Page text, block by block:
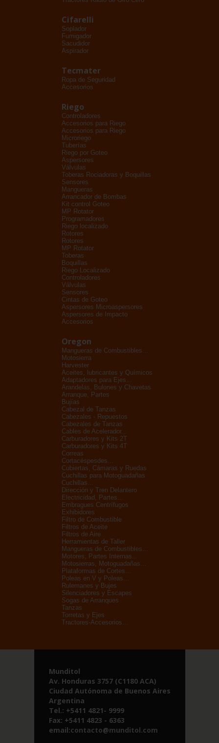
Cifarelli
Soplador
Fumigador
Sacudidor
Aspirador
Tecmater
Ropa de Seguridad
Accesorios
Riego
Controladores
Accesorios para Riego
Accesorios para Riego
Microriego
Tuberías
Riego por Goteo
Aspersores
Válvulas
Toberas Rociadoras y Boquillas
Sensores
Mangueras
Arrancador de Bombas
Kit control Goteo
MP Rotator
Programadores
Riego localizado
Rotores
Rotores
MP Rotator
Toberas
Boquillas
Riego Localizado
Controladores
Válvulas
Sensores
Cintas de Goteo
Aspersores Microaspersores
Aspersores de Impacto
Accesorios
Oregon
Mangueras de Combustibles...
Motosierra
Harvester
Aceites, lubricantes y Químicos
Adaptadores para Ejes...
Arandelas, Bulones y Chavetas
Arranque, Partes
Bujías
Cabezal de Tanzas
Cabezales - Repuestos
Cabezales de Tanzas
Cables de Acelerador...
Carburadores y Kits 2T
Carburadores y Kits 4T
Correas
Cortacéspesdes...
Cubiertas, Cámaras y Ruedas
Cuchillas para Motoguadañas
Cuchillas...
Dirección y Tren Delantero
Electricidad, Partes...
Embragues Centrífugos
Exhibidores
Filtro de Combustible
Filtros de Aceite
Filtros de Aire
Herramientas de Taller
Mangueras de Combustibles...
Motores, Partes Internas...
Motosierras, Motoguadañas...
Plataformas de Cortes...
Poleas en V y Poleas...
Rulemanes y Bujes
Silenciadores y Escapes
Sogas de Arranques
Tanzas
Torretas y Ejes
Tractores-Accesorios...
Munditol
Av. Honduras 3757 (C1180 ACA)
Ciudad Autónoma de Buenos Aires
Argentina
Tel.: +5411 4821- 9999
Fax: +5411 4823 - 6363
email:contacto@munditol.com